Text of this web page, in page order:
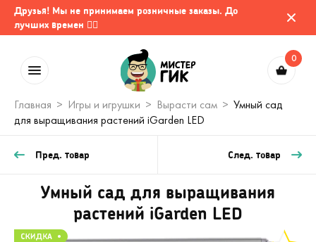
Друзья! Мы не принимаем розничные заказы. До
лучших времен 🤷‍♂️
0
Главная Игры и игрушки Вырасти сам
Умный сад
для выращивания растений iGarden LED
Пред. товар След. товар
Умный сад для выращивания
растений iGarden LED